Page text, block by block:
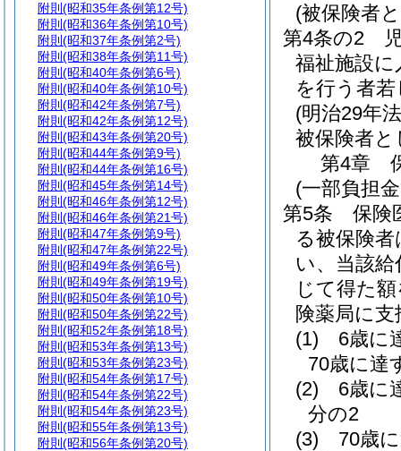
(被保険者
第4条の2
福祉施設に
を行う者
(明治29年
被保険者
第4章
(一部負担
第5条
保険
る被保険
い、当該
じて得た
険薬局に
(1)
6歳に
70歳に達
(2)
6歳に
分の2
(3)
70歳
附則 (昭和35年条例第12号)
附則 (昭和36年条例第10号)
附則 (昭和37年条例第2号)
附則 (昭和38年条例第11号)
附則 (昭和40年条例第6号)
附則 (昭和40年条例第10号)
附則 (昭和42年条例第7号)
附則 (昭和42年条例第12号)
附則 (昭和43年条例第20号)
附則 (昭和44年条例第9号)
附則 (昭和44年条例第16号)
附則 (昭和45年条例第14号)
附則 (昭和46年条例第12号)
附則 (昭和46年条例第21号)
附則 (昭和47年条例第9号)
附則 (昭和47年条例第22号)
附則 (昭和49年条例第6号)
附則 (昭和49年条例第19号)
附則 (昭和50年条例第10号)
附則 (昭和50年条例第22号)
附則 (昭和52年条例第18号)
附則 (昭和53年条例第13号)
附則 (昭和53年条例第23号)
附則 (昭和54年条例第17号)
附則 (昭和54年条例第22号)
附則 (昭和54年条例第23号)
附則 (昭和55年条例第13号)
附則 (昭和56年条例第20号)